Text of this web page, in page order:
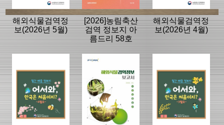
해외식물검역정
보(2026년 5월)
[2026]농림축산
검역 정보지 아
름드리 58호
해외식물검역정
보(2026년 4월)